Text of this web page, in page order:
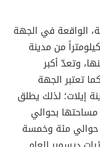
الواقعة في الجهة
من مدينة
وتعدّ أكبر
تعتبر الجهة
إيلات؛ لذلك يطلق
مساحتها بحوالي
حوالي مئة وخمسة